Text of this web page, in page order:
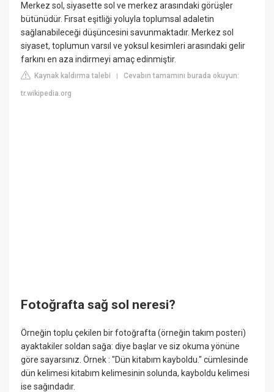
Merkez sol, siyasette sol ve merkez arasındaki görüşler
bütünüdür. Fırsat eşitliği yoluyla toplumsal adaletin
sağlanabileceği düşüncesini savunmaktadır. Merkez sol
siyaset, toplumun varsıl ve yoksul kesimleri arasındaki gelir
farkını en aza indirmeyi amaç edinmiştir.
Kaynak kaldırma talebi |Cevabın tamamını burada okuyun:
tr.wikipedia.org
Fotoğrafta sağ sol neresi?
Örneğin toplu çekilen bir fotoğrafta (örneğin takım posteri)
ayaktakiler soldan sağa: diye başlar ve siz okuma yönüne
göre sayarsınız. Örnek : "Dün kitabım kayboldu." cümlesinde
dün kelimesi kitabım kelimesinin solunda, kayboldu kelimesi
ise sağındadır.